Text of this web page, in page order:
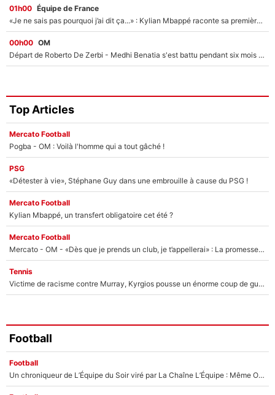
01h00 Équipe de France
«Je ne sais pas pourquoi j’ai dit ça...» : Kylian Mbappé raconte sa première rencontre avec Zinédine Zidane (et c’est très drôle)
00h00 OM
Départ de Roberto De Zerbi - Medhi Benatia s'est battu pendant six mois pour le retenir à l'OM, le PSG a été le naufrage de trop : «Je pars avec toi»
Top Articles
Mercato Football
Pogba - OM : Voilà l'homme qui a tout gâché !
PSG
«Détester à vie», Stéphane Guy dans une embrouille à cause du PSG !
Mercato Football
Kylian Mbappé, un transfert obligatoire cet été ?
Mercato Football
Mercato - OM - «Dès que je prends un club, je t’appellerai» : La promesse de Marcelino au moment de claquer la porte
Tennis
Victime de racisme contre Murray, Kyrgios pousse un énorme coup de gueule !
Football
Football
Un chroniqueur de L’Équipe du Soir viré par La Chaîne L’Équipe : Même Olivier Ménard n’avait pas pu empêcher son départ, «je l’ai appris sur Twitter, je l’ai vécu assez mal»